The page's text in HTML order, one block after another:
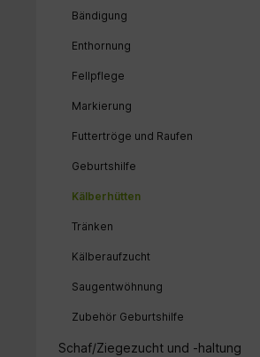
Bändigung
Enthornung
Fellpflege
Markierung
Futtertröge und Raufen
Geburtshilfe
Kälberhütten
Tränken
Kälberaufzucht
Saugentwöhnung
Zubehör Geburtshilfe
Schaf/Ziegezucht und -haltung